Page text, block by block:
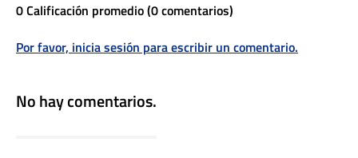
0 Calificación promedio(0 comentarios)
Por favor, inicia sesión para escribir un comentario.
No hay comentarios.